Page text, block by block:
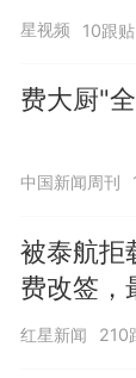
星视频 10跟贴
费大厨"
中国新闻周刊
被泰航拒
费改签，
红星新闻 210